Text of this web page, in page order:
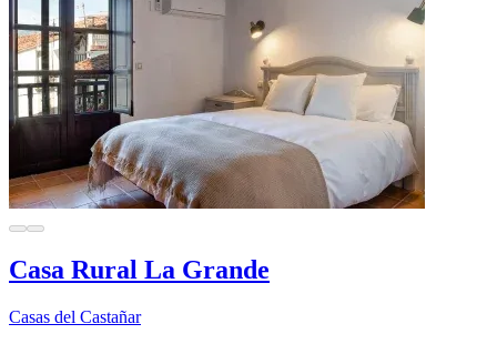
Casa Rural La Grande
Casas del Castañar